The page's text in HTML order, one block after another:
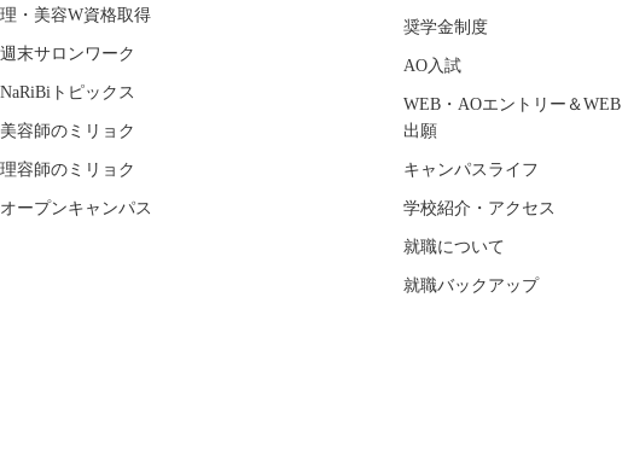
理・美容W資格取得
週末サロンワーク
NaRiBiトピックス
美容師のミリョク
理容師のミリョク
オープンキャンパス
奨学金制度
AO入試
WEB・AOエントリー＆WEB
出願
キャンパスライフ
学校紹介・アクセス
就職について
就職バックアップ